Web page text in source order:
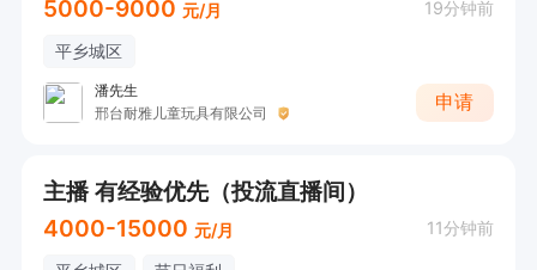
5000-9000 元/月 19分钟前
平乡城区
潘先生
邢台耐雅儿童玩具有限公司
申请
主播 有经验优先（投流直播间）
4000-15000 元/月 11分钟前